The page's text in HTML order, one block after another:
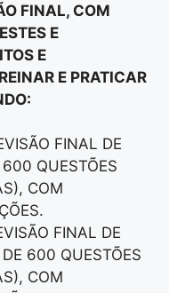
FINAL, COM
E
E
E PRATICAR
FINAL DE
600 QUESTÕES
COM
FINAL DE
DE 600 QUESTÕES
COM